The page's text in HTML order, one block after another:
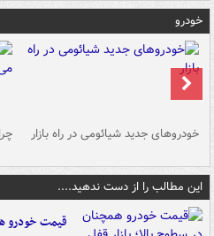
خودرو
خودروهای جدید شیائومی در راه بازار
این مطالب را از دست ندهید....
قیمت خودرو